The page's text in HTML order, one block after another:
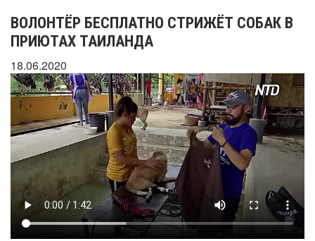
ВОЛОНТЁР БЕСПЛАТНО СТРИЖЁТ СОБАК В
ПРИЮТАХ ТАИЛАНДА
18.06.2020